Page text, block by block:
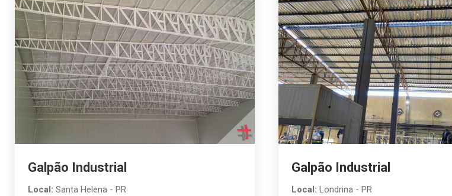
Galpão Industrial
Local: Santa Helena - PR
Galpão Industrial
Local: Londrina - PR